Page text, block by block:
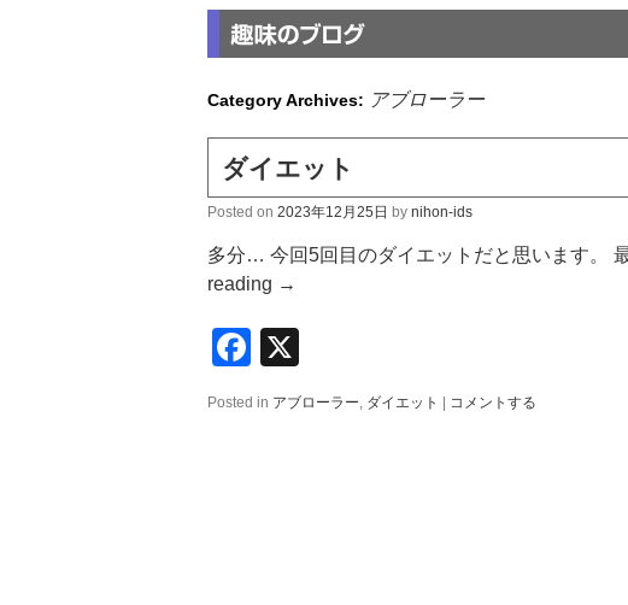
Category Archives: アブローラー
ダイエット
Posted on 2023年12月25日 by nihon-ids
多分… 今回5回目のダイエットだと思います。
reading →
Facebook
Posted in アブローラー, ダイエット コメントする